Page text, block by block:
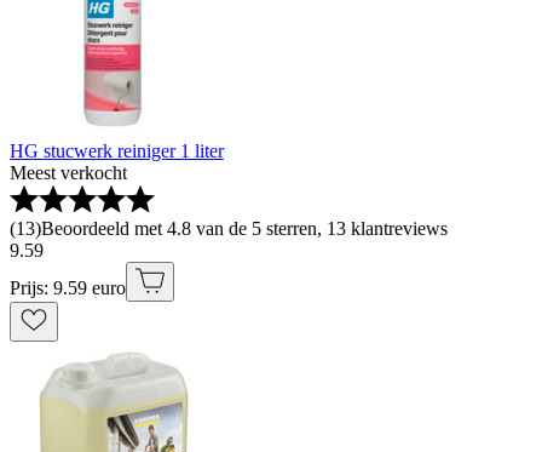
HG stucwerk reiniger 1 liter
Meest verkocht
(13)Beoordeeld met 4.8 van de 5 sterren, 13 klantreviews
9.59
Prijs: 9.59 euro